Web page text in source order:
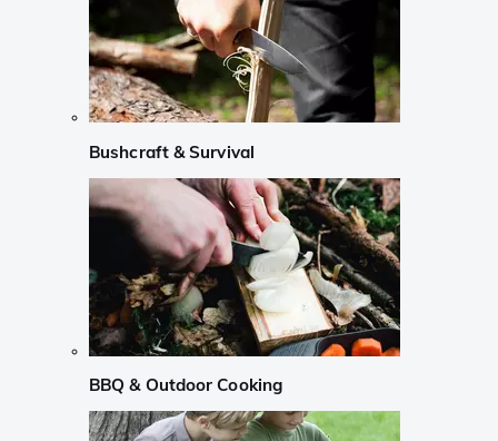
Bushcraft & Survival
BBQ & Outdoor Cooking